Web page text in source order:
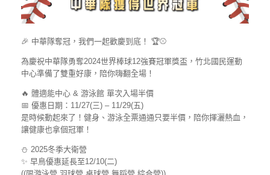
🎉 中華隊奪冠，我們一起歡慶到底！ 🏆⚾
為慶祝中華隊勇奪2024世界棒球12強賽冠軍獎盃，竹北國民運動
中心準備了雙重好康，陪你嗨翻全場！
🔥 體適能中心 & 游泳館 單次入場半價
📅 優惠日期：11/27(三) – 11/29(五)
是時候動起來了！健身、游泳全票通通只要半價，陪你揮灑熱血，
讓健康也拿個冠軍！
⛄ 2025冬季大衛營
✨ 早鳥優惠延長至12/10(二)